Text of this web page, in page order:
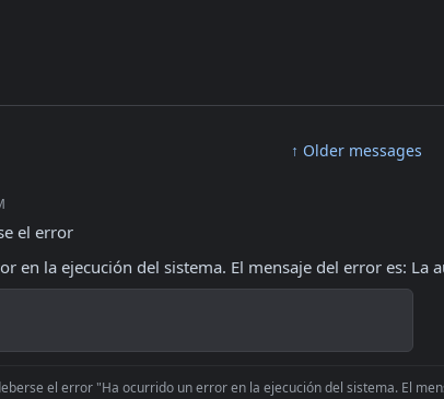
↑ Older messages
el error
en la ejecución del sistema. El mensaje del error es: La
el error "Ha ocurrido un error en la ejecución del sistema. El